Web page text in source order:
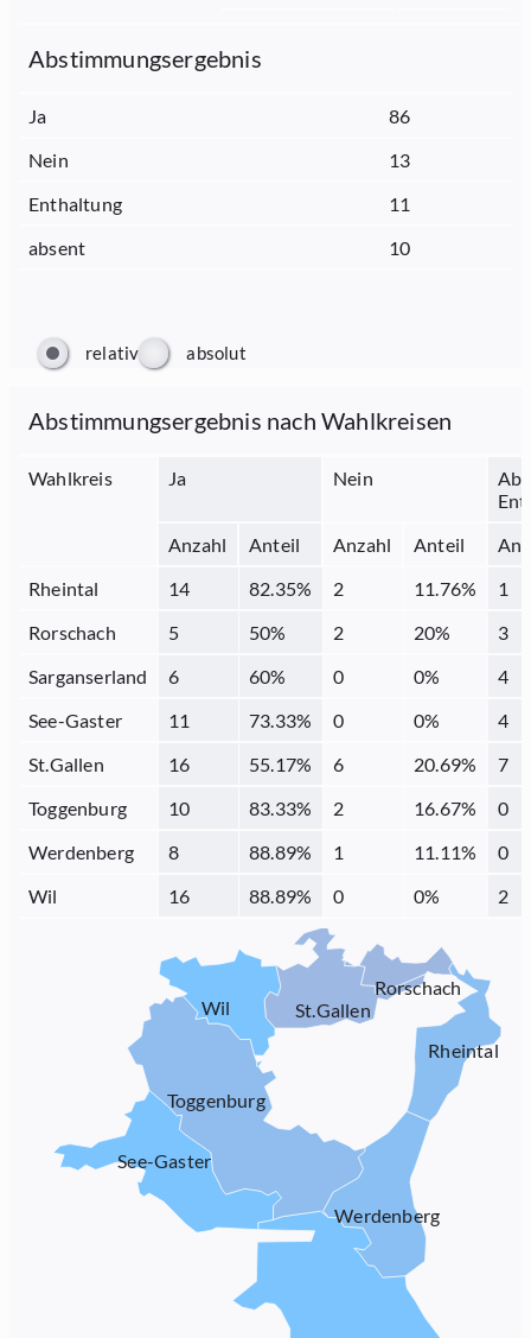
Abstimmungsergebnis
Ja
86
Nein
13
Enthaltung
11
absent
10
relativ absolut
Abstimmungsergebnis nach Wahlkreisen
Wahlkreis Ja Nein
Anzahl
Anteil Anzahl Anteil
Rheintal
14 82.35% 2 11.76%
1
Rorschach
5 50% 2 20%
3
Sarganserland
6 60% 0 0%
4
See-Gaster
11 73.33% 0 0%
4
St.Gallen
16 55.17% 6 20.69%
7
Toggenburg
10 83.33% 2 16.67%
0
Werdenberg
8 88.89% 1 11.11%
0
Wil
16 88.89% 0 0% 2
Wil
Toggenburg
See-Gaster
Werdenberg
Rheintal
Rorschach
St.Gallen